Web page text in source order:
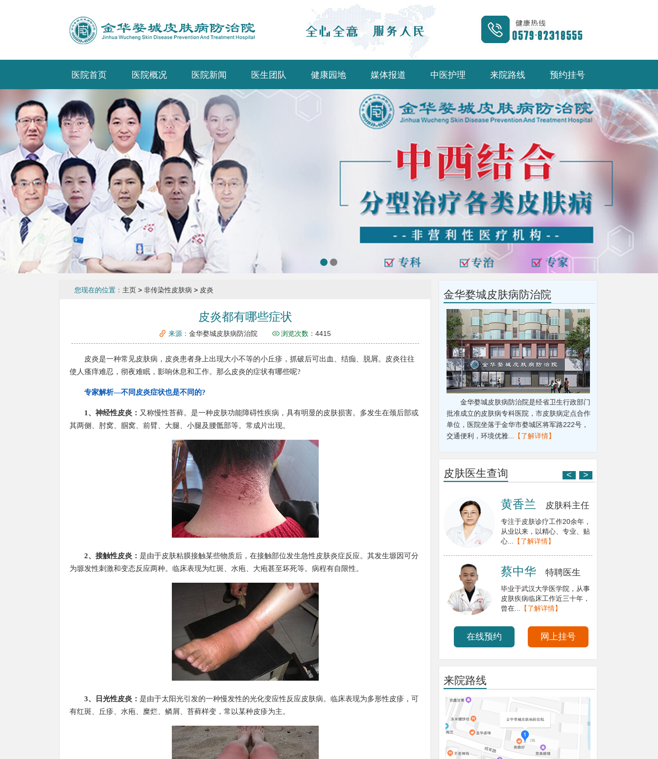
医院首页 医院概况 医院新闻 医生团队 健康园地 媒体报道 中医护理 来院路线 预约挂号
您现在的位置： 主页 > 非传染性皮肤病 > 皮炎
皮炎都有哪些症状
来源： 金华婺城皮肤病防治院 浏览次数： 4415
皮炎是一种常见皮肤病，皮炎患者身上出现大小不等的小丘疹，抓破后可出血、结痂、脱屑。皮炎往往
使人瘙痒难忍，彻夜难眠，影响休息和工作。那么皮炎的症状有哪些呢?
专家解析—不同皮炎症状也是不同的?
1、神经性皮炎： 又称慢性苔藓。是一种皮肤功能障碍性疾病，具有明显的皮肤损害。多发生在颈后部或
其两侧、肘窝、腘窝、前臂、大腿、小腿及腰骶部等。常成片出现。
2、接触性皮炎： 是由于皮肤粘膜接触某些物质后，在接触部位发生急性皮肤炎症反应。其发生塬因可分
为塬发性刺激和变态反应两种。临床表现为红斑、水疱、大疱甚至坏死等。病程有自限性。
3、日光性皮炎： 是由于太阳光引发的一种慢发性的光化变应性反应皮肤病。临床表现为多形性皮疹，可
有红斑、丘疹、水疱、糜烂、鳞屑、苔藓样变，常以某种皮疹为主。
金华婺城皮肤病防治院
金华婺城皮肤病防治院是经省卫生行政部门
批准成立的皮肤病专科医院，市皮肤病定点合作
单位，医院坐落于金华市婺城区将军路222号，
交通便利，环境优雅...
【了解详情】
皮肤医生查询 >
<
熊志
黄香兰 皮肤科主任
专注于皮肤诊疗工作20余年，
从业以来，以精心、专业、贴
心...
【了解详情】
蔡中华 特聘医生
毕业于武汉大学医学院，从事
皮肤疾病临床工作近三十年，
曾在...
【了解详情】
在线预约 网上挂号
来院路线